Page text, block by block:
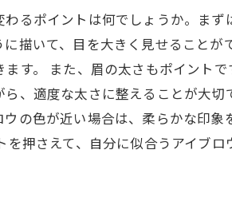
るポイントは何でしょうか。ま
描いて、目を大きく見せること
す。 また、眉の太さもポイント
、適度な太さに整えることが大切
の色が近い場合は、柔らかな印
押さえて、自分に似合うアイブ